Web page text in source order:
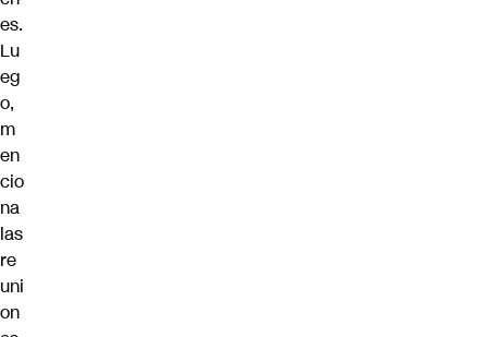
es.
Lu
eg
o,
m
en
cio
na
las
re
uni
on